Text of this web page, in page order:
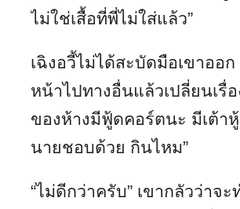
ไม่ใช่เสื้อที่พี่ไม่ใส่แล้ว”
เฉิงอวี้ไม่ได้สะบัดมือเขาออ
หน้าไปทางอื่นแล้วเปลี่ยนเรื่
ของห้างมีฟู้ดคอร์ตนะ มีเต้า
นายชอบด้วย กินไหม”
“ไม่ดีกว่าครับ” เขากลัวว่าจะ